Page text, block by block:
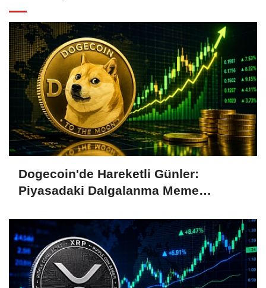
Dogecoin'de Hareketli Günler:
Piyasadaki Dalgalanma Meme